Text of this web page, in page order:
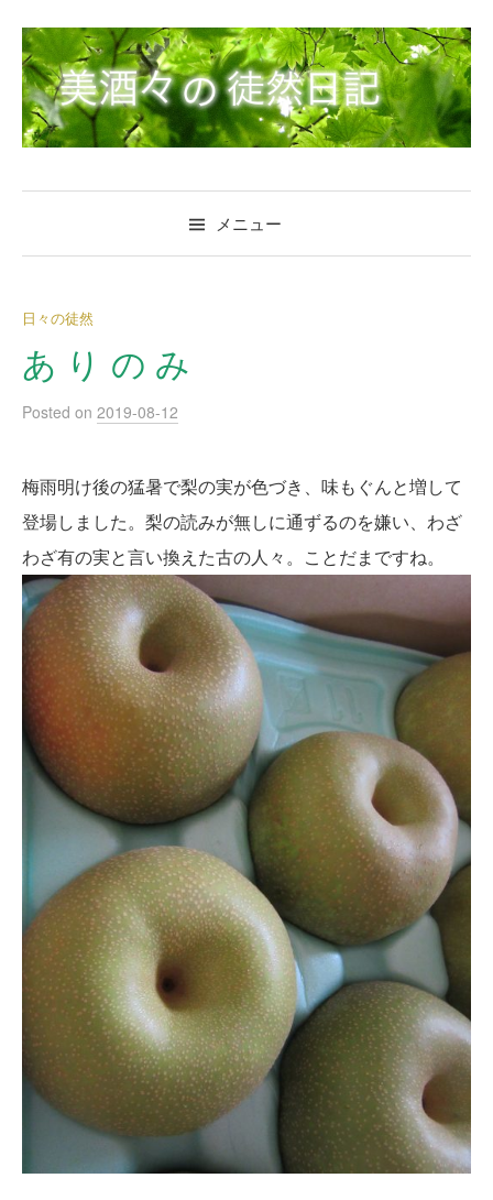
ン
テ
ン
ツ
ス
ッ
メニュー
日々の徒然
あ り の み
Posted on 2019-08-12
梅雨明け後の猛暑で梨の実が色づき、味もぐんと増して
登場しました。梨の読みが無しに通ずるのを嫌い、わざ
わざ有の実と言い換えた古の人々。ことだまですね。